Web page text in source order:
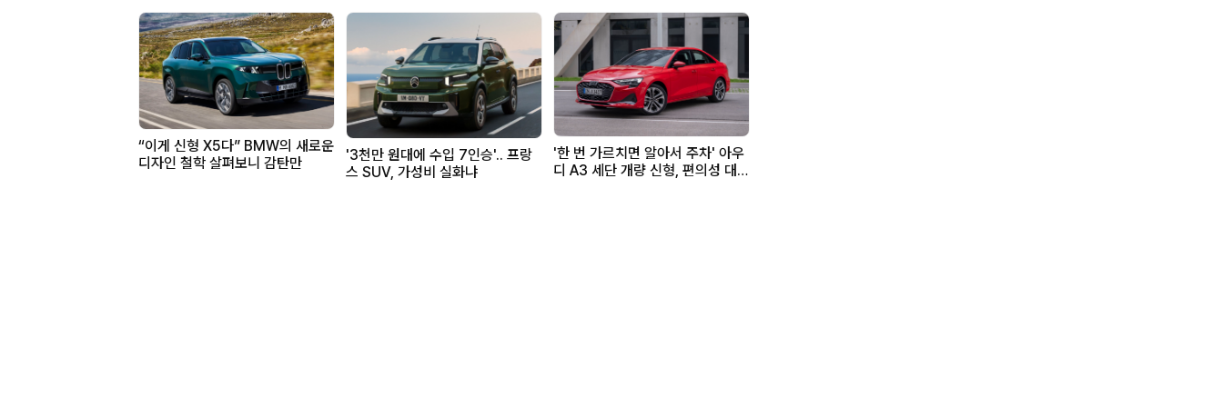
“이게 신형 X5다” BMW의 새로운
디자인 철학 살펴보니 감탄만
'3천만 원대에 수입 7인승'.. 프랑
스 SUV, 가성비 실화냐
'한 번 가르치면 알아서 주차' 아우
디 A3 세단 개량 신형, 편의성 대폭